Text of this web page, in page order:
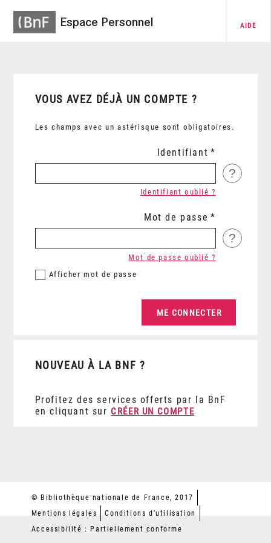
Espace Personnel AIDE
VOUS AVEZ DÉJÀ UN COMPTE ?
Les champs avec un astérisque sont obligatoires.
Identifiant
?
Identifiant oublié ?
Mot de passe
?
Afficher mot de passe
Mot de passe oublié ?
NOUVEAU À LA BNF ?
Profitez des services offerts par la BnF
en cliquant sur CRÉER UN COMPTE
© Bibliothèque nationale de France, 2017
Mentions légales
Conditions d'utilisation
Accessibilité : Partiellement conforme